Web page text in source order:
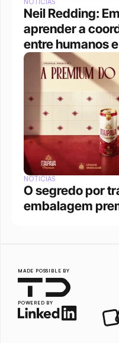
NOTÍCIAS
Neil Redding:
aprender a
entre humanos
NOTÍCIAS
O segredo por
embalagem
MADE POSSIBLE BY
POWERED BY